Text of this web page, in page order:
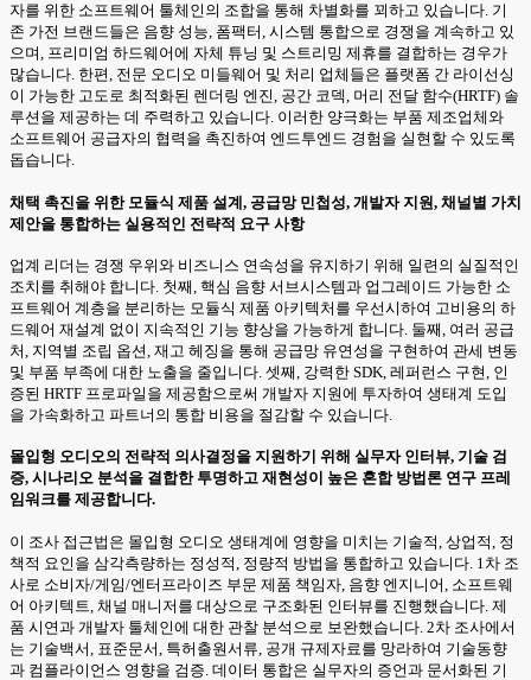
자를 위한 소프트웨어 툴체인의 조합을 통해 차별화를 꾀하고 있습니다. 기
존 가전 브랜드들은 음향 성능, 폼팩터, 시스템 통합으로 경쟁을 계속하고 있
으며, 프리미엄 하드웨어에 자체 튜닝 및 스트리밍 제휴를 결합하는 경우가
많습니다. 한편, 전문 오디오 미들웨어 및 처리 업체들은 플랫폼 간 라이선싱
이 가능한 고도로 최적화된 렌더링 엔진, 공간 코덱, 머리 전달 함수(HRTF) 솔
루션을 제공하는 데 주력하고 있습니다. 이러한 양극화는 부품 제조업체와
소프트웨어 공급자의 협력을 촉진하여 엔드투엔드 경험을 실현할 수 있도록
돕습니다.
채택 촉진을 위한 모듈식 제품 설계, 공급망 민첩성, 개발자 지원, 채널별 가치
제안을 통합하는 실용적인 전략적 요구 사항
업계 리더는 경쟁 우위와 비즈니스 연속성을 유지하기 위해 일련의 실질적인
조치를 취해야 합니다. 첫째, 핵심 음향 서브시스템과 업그레이드 가능한 소
프트웨어 계층을 분리하는 모듈식 제품 아키텍처를 우선시하여 고비용의 하
드웨어 재설계 없이 지속적인 기능 향상을 가능하게 합니다. 둘째, 여러 공급
처, 지역별 조립 옵션, 재고 헤징을 통해 공급망 유연성을 구현하여 관세 변동
및 부품 부족에 대한 노출을 줄입니다. 셋째, 강력한 SDK, 레퍼런스 구현, 인
증된 HRTF 프로파일을 제공함으로써 개발자 지원에 투자하여 생태계 도입
을 가속화하고 파트너의 통합 비용을 절감할 수 있습니다.
몰입형 오디오의 전략적 의사결정을 지원하기 위해 실무자 인터뷰, 기술 검
증, 시나리오 분석을 결합한 투명하고 재현성이 높은 혼합 방법론 연구 프레
임워크를 제공합니다.
이 조사 접근법은 몰입형 오디오 생태계에 영향을 미치는 기술적, 상업적, 정
책적 요인을 삼각측량하는 정성적, 정량적 방법을 통합하고 있습니다. 1차 조
사로 소비자/게임/엔터프라이즈 부문 제품 책임자, 음향 엔지니어, 소프트웨
어 아키텍트, 채널 매니저를 대상으로 구조화된 인터뷰를 진행했습니다. 제
품 시연과 개발자 툴체인에 대한 관찰 분석으로 보완했습니다. 2차 조사에서
는 기술백서, 표준문서, 특허출원서류, 공개 규제자료를 망라하여 기술동향
과 컴플라이언스 영향을 검증. 데이터 통합은 실무자의 증언과 문서화된 기